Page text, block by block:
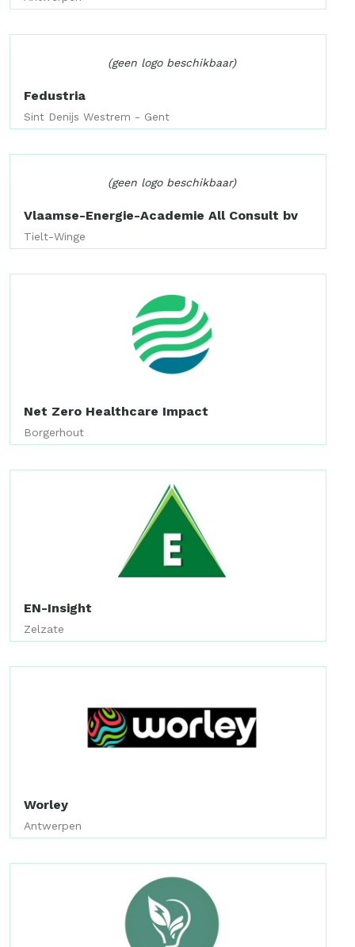
(geen logo beschikbaar)
Fedustria
Sint Denijs Westrem - Gent
(geen logo beschikbaar)
Vlaamse-Energie-Academie All Consult bv
Tielt-Winge
Net Zero Healthcare Impact
Borgerhout
EN-Insight
Zelzate
Worley
Antwerpen